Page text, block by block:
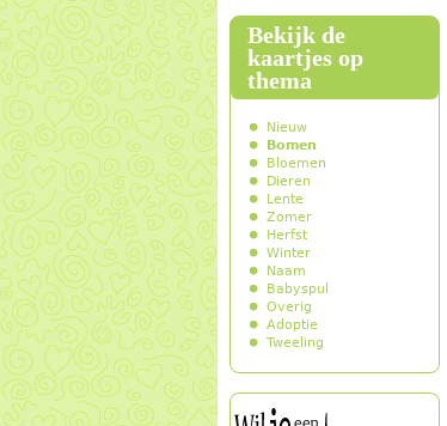
Bekijk de
kaartjes op
thema
Nieuw
Bomen
Bloemen
Dieren
Lente
Zomer
Herfst
Winter
Naam
Babyspul
Overig
Adoptie
Tweeling